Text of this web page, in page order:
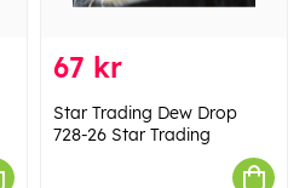
67 kr
Star Trading Dew Drop
728-26 Star Trading